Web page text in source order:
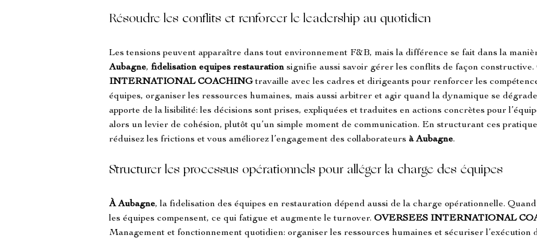
Résoudre les conflits et renforcer le leadership au quotidien
Les tensions peuvent apparaître dans tout environnement F&B, mais la différence se fait dans la
Aubagne, fidelisation equipes restauration signifie aussi savoir gérer les conflits de façon constructive.
INTERNATIONAL COACHING travaille avec les cadres et dirigeants pour renforcer les
équipes, organiser les ressources humaines, mais aussi arbitrer et agir quand la dynamique se
apporte de la lisibilité: les décisions sont prises, expliquées et traduites en actions concrètes pour
alors un levier de cohésion, plutôt qu’un simple moment de communication. En structurant ces
réduisez les frictions et vous améliorez l’engagement des collaborateurs à Aubagne.
Structurer les processus opérationnels pour alléger la charge des équipes
À Aubagne, la fidelisation des équipes en restauration dépend aussi de la charge opérationnelle.
les équipes compensent, ce qui fatigue et augmente le turnover. OVERSEES INTERNATIONAL
Management et fonctionnement quotidien: organiser les ressources humaines et sécuriser l’exécution